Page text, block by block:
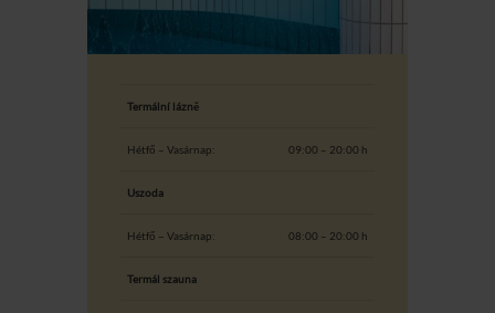
Termální lázně
Hétfő – Vasárnap: 09:00 – 20:00 h
Uszoda
Hétfő – Vasárnap: 08:00 – 20:00 h
Termál szauna